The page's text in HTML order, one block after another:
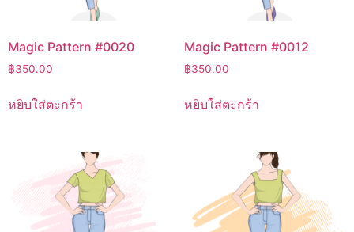
Magic Pattern #0020
฿350.00
หยิบใส่ตะกร้า
Magic Pattern #0012
฿350.00
หยิบใส่ตะกร้า